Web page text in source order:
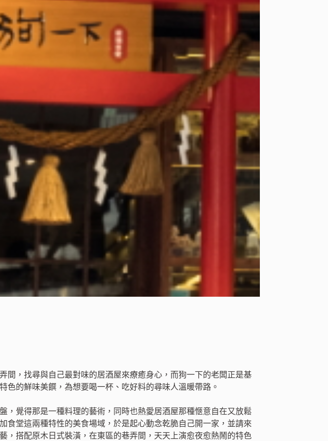
間，找尋與自己最對味的居酒屋來療癒身心，而狗一下的老闆正是基
色的鮮味美饌，為想要喝一杯、吃好料的尋味人溫暖帶路。
，覺得那是一種料理的藝術，同時也熱愛居酒屋那種愜意自在又放鬆
食堂這兩種特性的美食場域，於是起心動念乾脆自己開一家，並請來
，搭配原木日式裝潢，在東區的巷弄間，天天上演愈夜愈熱鬧的特色